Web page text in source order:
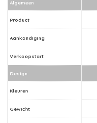
Algemeen
Product
Aankondiging
Verkoopstart
Design
Kleuren
Gewicht